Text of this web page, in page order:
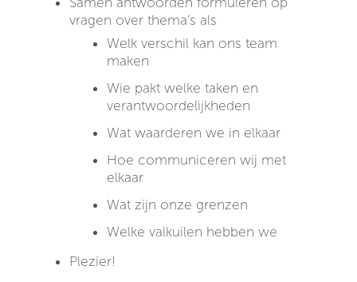
vragen over thema’s als
Welk verschil kan ons team
maken
Wie pakt welke taken en
verantwoordelijkheden
Wat waarderen we in elkaar
Hoe communiceren wij met
elkaar
Wat zijn onze grenzen
Welke valkuilen hebben we
Plezier!